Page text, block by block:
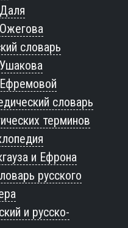
словарь
словарь
терминов
и Ефрона
русского
и русско-